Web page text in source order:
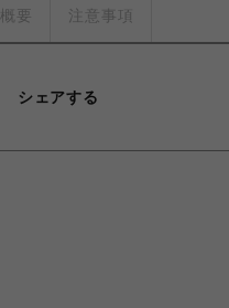
概要 注意事項
シェアする